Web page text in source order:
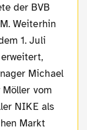
der BVB
Weiterhin
1. Juli
Michael
Möller vom
NIKE als
Markt